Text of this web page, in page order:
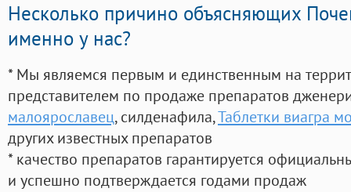
Несколько причино объясняющих
именно у нас?
* Мы являемся первым и единственным на
представителем по продаже препаратов
малоярославец, силденафила,Таблетки виагра
других известных препаратов
* качество препаратов гарантируется
и успешно подтверждается годами продаж